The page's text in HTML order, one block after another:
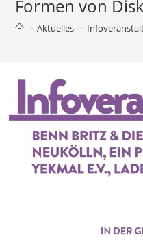
Formen von
> Aktuelles >